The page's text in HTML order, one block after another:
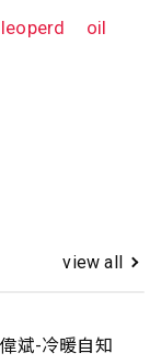
oil
view all